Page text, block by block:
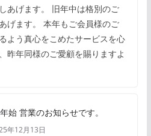
あげます。 旧年中は格別のご
げます。 本年もご会員様のご
よう真心をこめたサービスを心
昨年同様のご愛顧を賜りますよ
始 営業のお知らせです。
年12月13日